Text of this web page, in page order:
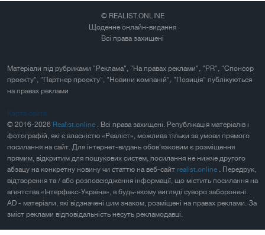
© REALIST.ONLINE
Щоденне онлайн-видання
Всі права захищені
Матеріали під рубриками "Реклама", "На правах реклами", "PR", "Спонсор
проекту", "Партнер проекту", "Новини компаній", "Позиція" публікуються
на правах реклами
Карта сайта
© 2016-2026 Realist.online . Всі права захищені. Републікація матеріалів і
фотографій, які є власністю «Реаліст», можлива тільки за умови прямого
посилання на сайт. Для інтернет-видань обов'язковим є розміщення
прямим, відкритим для пошукових систем, посилання не нижче другого
абзацу на конкретну новину чи статтю на веб-сайт realist.online . Передрук,
відтворення та / або розповсюдження інформації, що містить посилання на
агентства «Інтерфакс-Україна», в будь-якому вигляді суворо заборонені.
AD - матеріали, які відзначені цим знаком, розміщені на правах реклами. За
зміст реклами відповідальність несуть рекламодавці.